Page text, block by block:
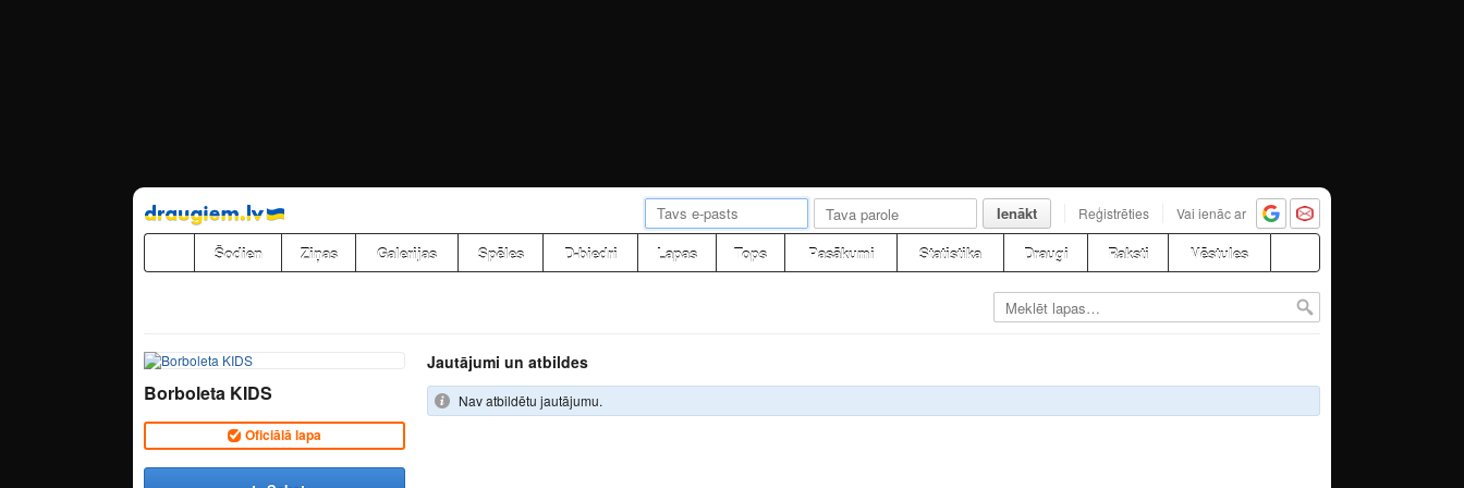
Pāriet
uz
saturu
Ienākt Reģistrēties Vai ienāc ar
Šodien Ziņas Galerijas Spēles D-biedri Lapas Tops Pasākumi Statistika Draugi Raksti Vēstules
Borboleta KIDS
Oficiālā lapa
Jautājumi un atbildes
Nav atbildētu jautājumu.